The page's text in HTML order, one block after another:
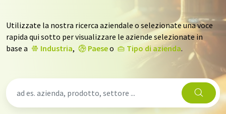
Utilizzate la nostra ricerca aziendale o selezionate una voce
rapida qui sotto per visualizzare le aziende selezionate in
base a
Industria, Paeseo Tipo di azienda.